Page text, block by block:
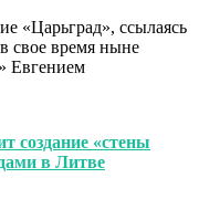
«Царьград», ссылаясь
свое время ныне
Евгением
создание «стены
в Литве